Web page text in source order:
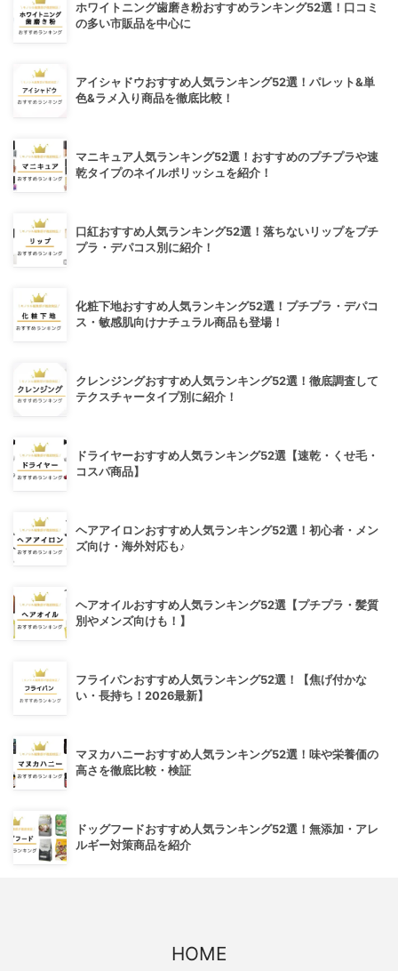
ホワイトニング歯磨き粉おすすめランキング52選！口コミ
の多い市販品を中心に
アイシャドウおすすめ人気ランキング52選！パレット&単
色&ラメ入り商品を徹底比較！
マニキュア人気ランキング52選！おすすめのプチプラや速
乾タイプのネイルポリッシュを紹介！
口紅おすすめ人気ランキング52選！落ちないリップをプチ
プラ・デパコス別に紹介！
化粧下地おすすめ人気ランキング52選！プチプラ・デパコ
ス・敏感肌向けナチュラル商品も登場！
クレンジングおすすめ人気ランキング52選！徹底調査して
テクスチャータイプ別に紹介！
ドライヤーおすすめ人気ランキング52選【速乾・くせ毛・
コスパ商品】
ヘアアイロンおすすめ人気ランキング52選！初心者・メン
ズ向け・海外対応も♪
ヘアオイルおすすめ人気ランキング52選【プチプラ・髪質
別やメンズ向けも！】
フライパンおすすめ人気ランキング52選！【焦げ付かな
い・長持ち！2026最新】
マヌカハニーおすすめ人気ランキング52選！味や栄養価の
高さを徹底比較・検証
ドッグフードおすすめ人気ランキング52選！無添加・アレ
ルギー対策商品を紹介
HOME